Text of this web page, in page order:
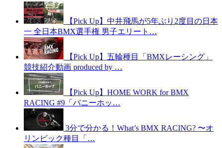
【Pick Up】中井飛馬が5年ぶり2度目の日本
一 全日本BMX選手権 男子エリート…
【Pick Up】五輪種目「BMXレーシング」
競技紹介動画 produced by …
【Pick Up】HOME WORK for BMX
RACING #9「バニーホッ…
3分で分かる！What’s BMX RACING? 〜オ
リンピック種目「…